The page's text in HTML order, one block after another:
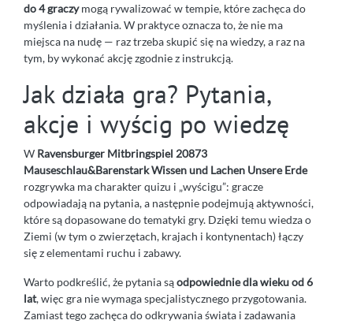
do 4 graczymogą rywalizować w tempie, które zachęca do
myślenia i działania. W praktyce oznacza to, że nie ma
miejsca na nudę — raz trzeba skupić się na wiedzy, a raz na
tym, by wykonać akcję zgodnie z instrukcją.
Jak działa gra? Pytania,
akcje i wyścig po wiedzę
W Ravensburger Mitbringspiel 20873
Mauseschlau&Barenstark Wissen und Lachen Unsere Erde
rozgrywka ma charakter quizu i „wyścigu”: gracze
odpowiadają na pytania, a następnie podejmują aktywności,
które są dopasowane do tematyki gry. Dzięki temu wiedza o
Ziemi (w tym o zwierzętach, krajach i kontynentach) łączy
się z elementami ruchu i zabawy.
Warto podkreślić, że pytania sąodpowiednie dla wieku od 6
lat, więc gra nie wymaga specjalistycznego przygotowania.
Zamiast tego zachęca do odkrywania świata i zadawania